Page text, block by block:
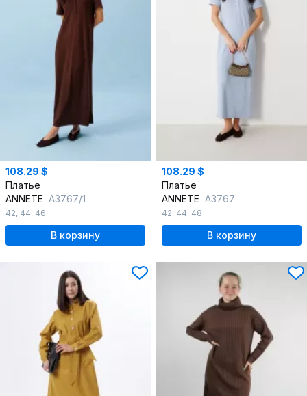
108.29 $
Платье
ANNETE A3767/1
42, 44, 46
В корзину
108.29 $
Платье
ANNETE A3767
42, 44, 48
В корзину